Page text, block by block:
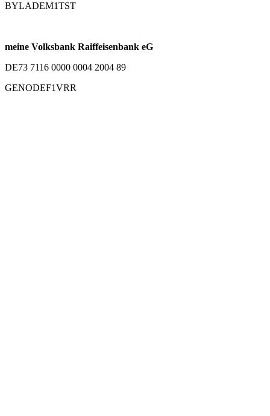
BYLADEM1TST
meine Volksbank Raiffeisenbank eG
DE73 7116 0000 0004 2004 89
GENODEF1VRR